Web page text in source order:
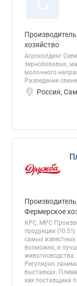
хозяйство
Агрохолдинг
зернобобовых,
молочного
Разведение
Россия,
Фермерское
КРС, МРС
продукции
самых
возможно, и
Регулярно
выставках.
как поставщика